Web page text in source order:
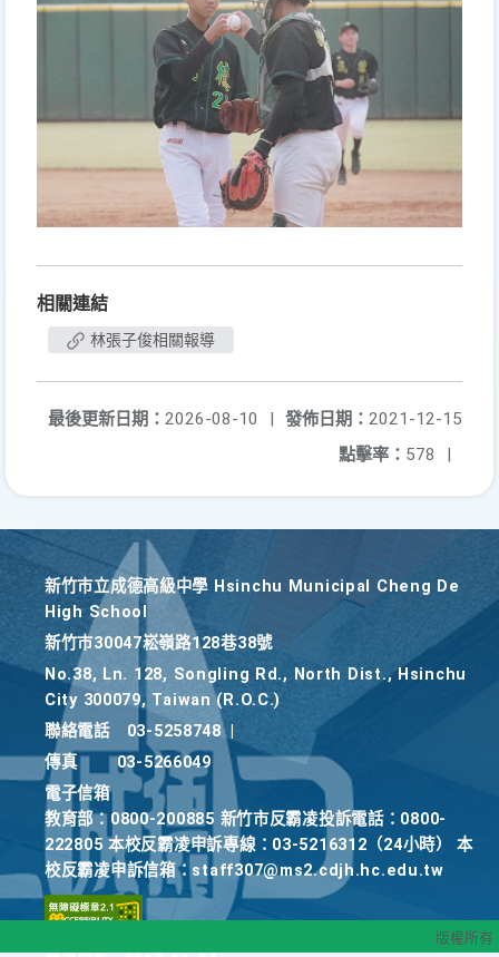
相關連結
林張子俊相關報導
發佈日期： 2021-12-15
最後更新日期： 2026-08-10
|
點擊率： 578 |
新竹巿立成德高級中學 Hsinchu Municipal Cheng De
High School
新竹巿30047崧嶺路128巷38號
No.38, Ln. 128, Songling Rd., North Dist., Hsinchu
City 300079, Taiwan (R.O.C.)
聯絡電話
03-5258748
傳真
03-5266049
電子信箱
教育部：0800-200885 新竹市反霸凌投訴電話：0800-
222805 本校反霸凌申訴專線：03-5216312（24小時） 本
校反霸凌申訴信箱：staff307@ms2.cdjh.hc.edu.tw
版權所有